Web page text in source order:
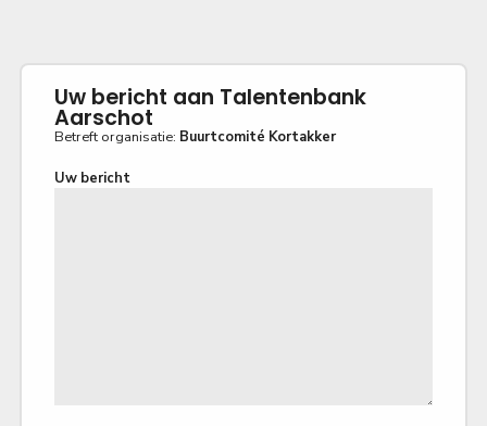
Uw bericht aan Talentenbank
Aarschot
Betreft organisatie: Buurtcomité Kortakker
Uw bericht